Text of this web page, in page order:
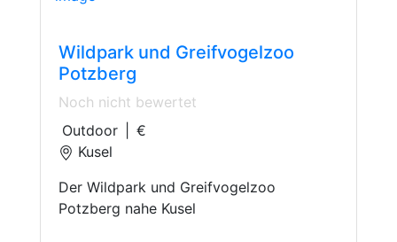
Wildpark und Greifvogelzoo
Potzberg
Noch nicht bewertet
Outdoor
€
Kusel
Der Wildpark und Greifvogelzoo
Potzberg nahe Kusel